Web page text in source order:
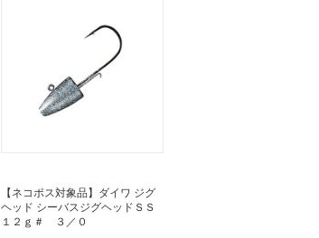
【ネコポス対象品】ダイワ ジグ
ヘッド シーバスジグヘッドＳＳ
１２ｇ＃ ３／０